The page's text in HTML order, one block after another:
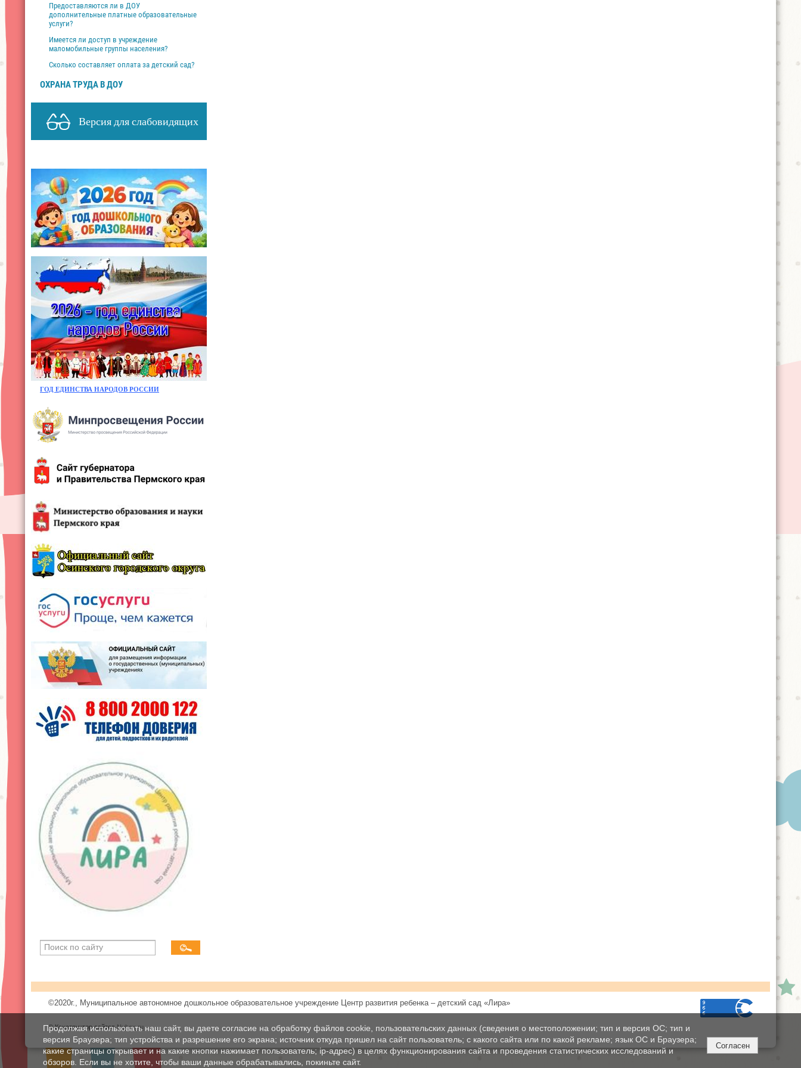
Предоставляются ли в ДОУ
дополнительные платные образовательные
услуги?
Имеется ли доступ в учреждение
маломобильные группы населения?
Сколько составляет оплата за детский сад?
ОХРАНА ТРУДА В ДОУ
Версия для слабовидящих
ГОД ЕДИНСТВА НАРОДОВ РОССИИ
©2020г., Муниципальное автономное дошкольное образовательное учреждение Центр развития ребенка – детский сад «Лира»
© Конструктор сайтов Nubex.ru
Продолжая использовать наш сайт, вы даете согласие на обработку файлов cookie, пользовательских данных (сведения о местоположении; тип и версия ОС; тип и
версия Браузера; тип устройства и разрешение его экрана; источник откуда пришел на сайт пользователь; с какого сайта или по какой рекламе; язык ОС и Браузера;
какие страницы открывает и на какие кнопки нажимает пользователь; ip-адрес) в целях функционирования сайта и проведения статистических исследований и
обзоров. Если вы не хотите, чтобы ваши данные обрабатывались, покиньте сайт.
Согласен